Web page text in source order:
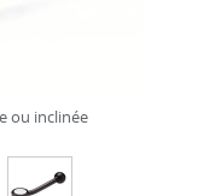
ou inclinée